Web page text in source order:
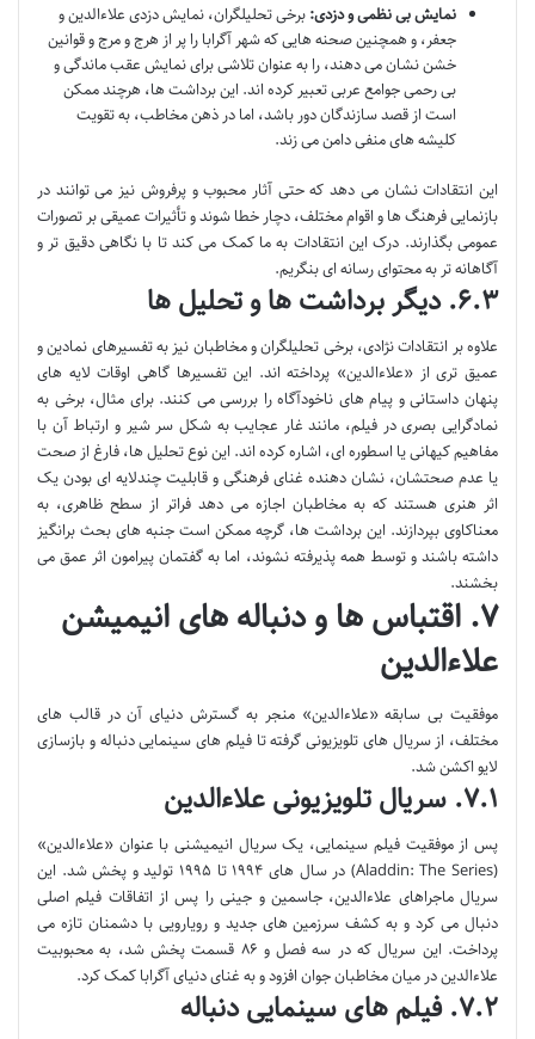
نمایش بی نظمی و دزدی: برخی تحلیلگران، نمایش دزدی علاءالدین و
جعفر، و همچنین صحنه هایی که شهر آگرابا را پر از هرج و مرج و قوانین
خشن نشان می دهند، را به عنوان تلاشی برای نمایش عقب ماندگی و
بی رحمی جوامع عربی تعبیر کرده اند. این برداشت ها، هرچند ممکن
است از قصد سازندگان دور باشد، اما در ذهن مخاطب، به تقویت
کلیشه های منفی دامن می زند.
این انتقادات نشان می دهد که حتی آثار محبوب و پرفروش نیز می توانند در
بازنمایی فرهنگ ها و اقوام مختلف، دچار خطا شوند و تأثیرات عمیقی بر تصورات
عمومی بگذارند. درک این انتقادات به ما کمک می کند تا با نگاهی دقیق تر و
آگاهانه تر به محتوای رسانه ای بنگریم.
۶.۳. دیگر برداشت ها و تحلیل ها
علاوه بر انتقادات نژادی، برخی تحلیلگران و مخاطبان نیز به تفسیرهای نمادین و
عمیق تری از «علاءالدین» پرداخته اند. این تفسیرها گاهی اوقات لایه های
پنهان داستانی و پیام های ناخودآگاه را بررسی می کنند. برای مثال، برخی به
نمادگرایی بصری در فیلم، مانند غار عجایب به شکل سر شیر و ارتباط آن با
مفاهیم کیهانی یا اسطوره ای، اشاره کرده اند. این نوع تحلیل ها، فارغ از صحت
یا عدم صحتشان، نشان دهنده غنای فرهنگی و قابلیت چندلایه ای بودن یک
اثر هنری هستند که به مخاطبان اجازه می دهد فراتر از سطح ظاهری، به
معناکاوی بپردازند. این برداشت ها، گرچه ممکن است جنبه های بحث برانگیز
داشته باشند و توسط همه پذیرفته نشوند، اما به گفتمان پیرامون اثر عمق می
بخشند.
۷. اقتباس ها و دنباله های انیمیشن
علاءالدین
موفقیت بی سابقه «علاءالدین» منجر به گسترش دنیای آن در قالب های
مختلف، از سریال های تلویزیونی گرفته تا فیلم های سینمایی دنباله و بازسازی
لایو اکشن شد.
۷.۱. سریال تلویزیونی علاءالدین
پس از موفقیت فیلم سینمایی، یک سریال انیمیشنی با عنوان «علاءالدین»
(Aladdin: The Series) در سال های ۱۹۹۴ تا ۱۹۹۵ تولید و پخش شد. این
سریال ماجراهای علاءالدین، جاسمین و جینی را پس از اتفاقات فیلم اصلی
دنبال می کرد و به کشف سرزمین های جدید و رویارویی با دشمنان تازه می
پرداخت. این سریال که در سه فصل و ۸۶ قسمت پخش شد، به محبوبیت
علاءالدین در میان مخاطبان جوان افزود و به غنای دنیای آگرابا کمک کرد.
۷.۲. فیلم های سینمایی دنباله